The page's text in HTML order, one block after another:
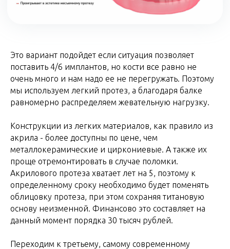
Это вариант подойдет если ситуация позволяет
поставить 4/6 имплантов, но кости все равно не
очень много и нам надо ее не перегружать. Поэтому
мы используем легкий протез, а благодаря балке
равномерно распределяем жевательную нагрузку.
Конструкции из легких материалов, как правило из
акрила - более доступны по цене, чем
металлокерамические и циркониевые. А также их
проще отремонтировать в случае поломки.
Акрилового протеза хватает лет на 5, поэтому к
определенному сроку необходимо будет поменять
облицовку протеза, при этом сохраняя титановую
основу неизменной. Финансово это составляет на
данный момент порядка 30 тысяч рублей.
Переходим к третьему, самому современному